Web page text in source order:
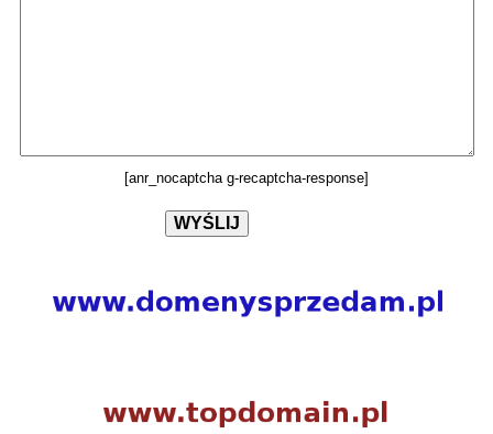
[anr_nocaptcha g-recaptcha-response]